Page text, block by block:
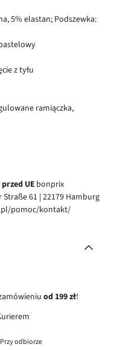
5% elastan; Podszewka:
z tyłu
ramiączka,
UE bonprix
61 | 22179 Hamburg
pomoc/kontakt/
od 199 zł!
Przy odbiorze